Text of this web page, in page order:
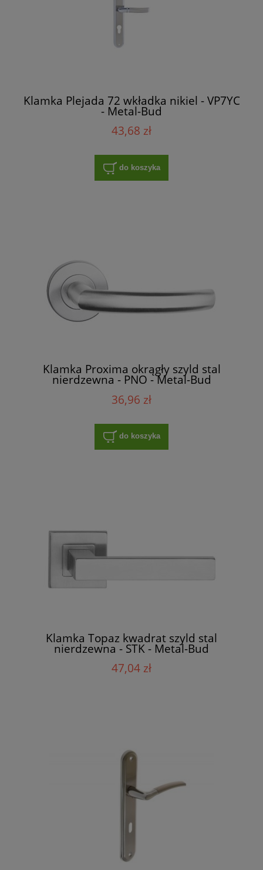
Klamka Plejada 72 wkładka nikiel - VP7YC
- Metal-Bud
43,68 zł
do koszyka
Klamka Proxima okrągły szyld stal
nierdzewna - PNO - Metal-Bud
36,96 zł
do koszyka
Klamka Topaz kwadrat szyld stal
nierdzewna - STK - Metal-Bud
47,04 zł